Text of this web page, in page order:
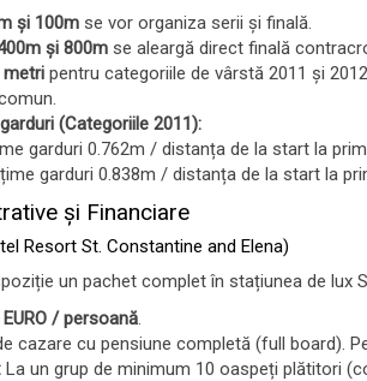
și 100m se vor organiza serii și finală.
și 800m se aleargă direct finală
metri pentru categoriile de vârstă 2011 și
(Categoriile 2011):
garduri 0.762m / distanța de la start la
garduri 0.838m / distanța de la start la
și Financiare
Resort St. Constantine and Elena)
un pachet complet în stațiunea de lux
EURO / persoană.
cazare cu pensiune completă (full board).
La un grup de minimum 10 oaspeți plătitori